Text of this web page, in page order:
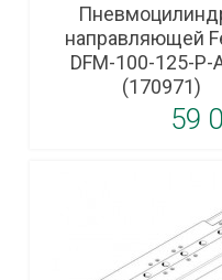
направляющей
DFM-100-125-P-
(170971)
59